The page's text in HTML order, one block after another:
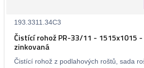
193.3311.34C3
Čistící rohož PR-33/11 - 1515x1015
zinkovaná
Čistící rohož z podlahových roštů, sada